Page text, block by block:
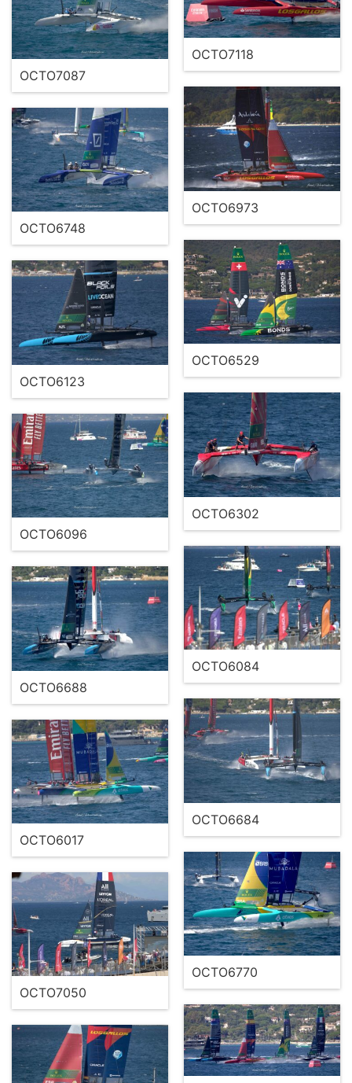
OCTO7118
OCTO7087
OCTO6973
OCTO6748
OCTO6529
OCTO6123
OCTO6302
OCTO6096
OCTO6084
OCTO6688
OCTO6684
OCTO6017
OCTO6770
OCTO7050